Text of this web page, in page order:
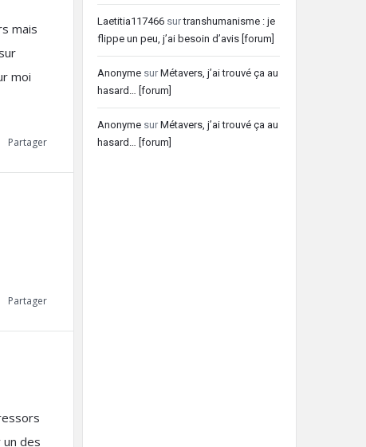
mais
moi
Partager
Partager
des
Laetitia117466 surtranshumanisme : je
flippe un peu, j’ai besoin d’avis [forum]
Anonyme sur Métavers, j’ai trouvé ça au
hasard… [forum]
Anonyme sur Métavers, j’ai trouvé ça au
hasard… [forum]